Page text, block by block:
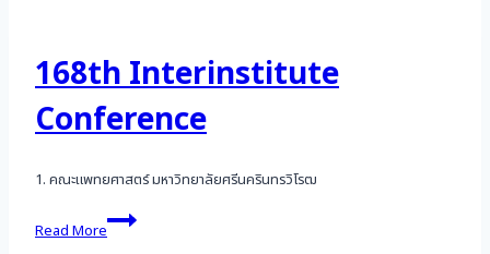
168th Interinstitute
Conference
1. คณะแพทยศาสตร์ มหาวิทยาลัยศรีนครินทรวิโรฒ
Read More
168th
Interinstitute